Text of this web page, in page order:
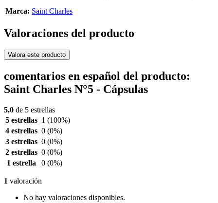
Marca: Saint Charles
Valoraciones del producto
Valora este producto
comentarios en español del producto:
Saint Charles N°5 - Cápsulas
5,0 de 5 estrellas
5 estrellas 1 (100%)
4 estrellas 0 (0%)
3 estrellas 0 (0%)
2 estrellas 0 (0%)
1 estrella
0 (0%)
1 valoración
No hay valoraciones disponibles.